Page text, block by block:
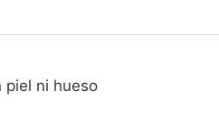
piel ni hueso